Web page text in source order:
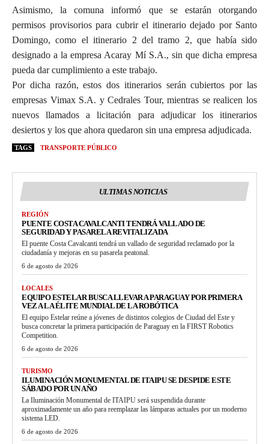
Asimismo, la comuna informó que se estarán otorgando
permisos provisorios para cubrir el itinerario dejado por Santo
Domingo, como el itinerario 2 del tramo 2, que había sido
designado a la empresa Acaray Mí S.A., sin que dicha empresa
pueda dar cumplimiento a este trabajo.
Por dicha razón, estos dos itinerarios serán cubiertos por las
empresas Vimax S.A. y Cedrales Tour, mientras se realicen los
nuevos llamados a licitación para adjudicar los itinerarios
desiertos y los que ahora quedaron sin una empresa adjudicada.
TAGS TRANSPORTE PÚBLICO
ULTIMAS NOTICIAS
REGIÓN
PUENTE COSTA CAVALCANTI TENDRÁ VALLADO DE
SEGURIDAD Y PASARELA REVITALIZADA
El puente Costa Cavalcanti tendrá un vallado de seguridad reclamado por la
ciudadanía y mejoras en su pasarela peatonal.
6 de agosto de 2026
LOCALES
EQUIPO ESTELAR BUSCA LLEVAR A PARAGUAY POR PRIMERA
VEZ A LA ÉLITE MUNDIAL DE LA ROBÓTICA
El equipo Estelar reúne a jóvenes de distintos colegios de Ciudad del Este y
busca concretar la primera participación de Paraguay en la FIRST Robotics
Competition.
6 de agosto de 2026
TURISMO
ILUMINACIÓN MONUMENTAL DE ITAIPU SE DESPIDE ESTE
SÁBADO POR UN AÑO
La Iluminación Monumental de ITAIPU será suspendida durante
aproximadamente un año para reemplazar las lámparas actuales por un moderno
sistema LED.
6 de agosto de 2026